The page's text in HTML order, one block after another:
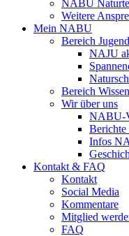
NABU
Weitere
Mein NABU
Bereich Jugend
NAJU
Bereich Wissen
Wir über uns
NABU-
Infos
Kontakt & FAQ
Kontakt
Social Media
Kommentare
Mitglied
FAQ